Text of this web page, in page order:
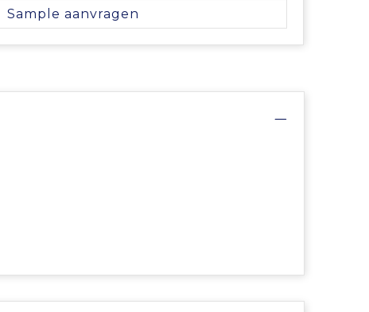
Sample aanvragen